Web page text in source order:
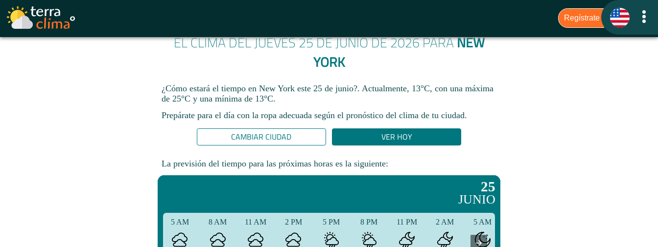
EL CLIMA DEL JUEVES 25 DE JUNIO DE 2026 PARANEW
YORK
¿Cómo estará el tiempo en New York este 25 de junio?. Actualmente, 13°C, con una máxima
de 25°C y una mínima de 13°C.
Prepárate para el día con la ropa adecuada según el pronóstico del clima de tu ciudad.​
CAMBIAR CIUDAD VER HOY
La previsión del tiempo para las próximas horas es la siguiente:
25
JUNIO
5 AM 8 AM 11 AM 2 PM 5 PM 8 PM 11 PM 2 AM 5 AM